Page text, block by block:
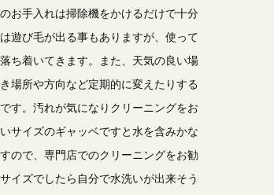
お手入れは掃除機をかけるだけで十分
遊び毛が出る事もありますが、使って
ち着いてきます。また、天気の良い場
場所や方向など定期的に変えたりする
す。汚れが気になりクリーニングをお
サイズのギャッベですと水を含みかな
ので、専門店でのクリーニングをお勧
イズでしたら自分で水洗いが出来そう